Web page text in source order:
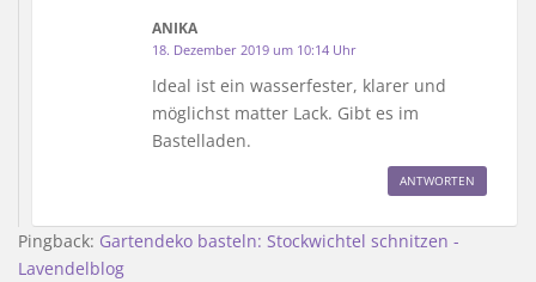
ANIKA
18. Dezember 2019 um 10:14 Uhr
Ideal ist ein wasserfester, klarer und
möglichst matter Lack. Gibt es im
Bastelladen.
ANTWORTEN
Pingback: Gartendeko basteln: Stockwichtel schnitzen -
Lavendelblog